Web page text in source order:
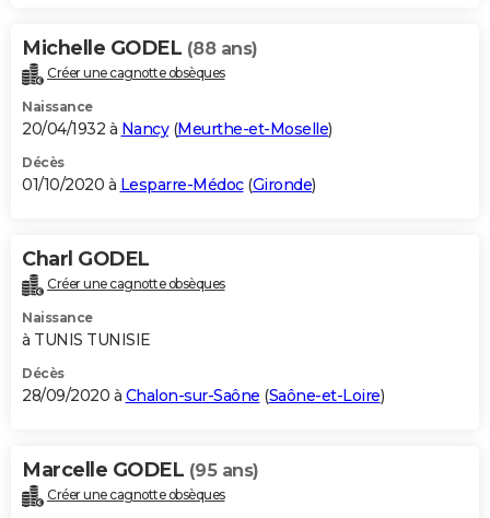
Michelle GODEL (88 ans)
Créer une cagnotte obsèques
Naissance
20/04/1932 à Nancy(Meurthe-et-Moselle)
Décès
01/10/2020 à Lesparre-Médoc(Gironde)
Charl GODEL
Créer une cagnotte obsèques
Naissance
à TUNIS TUNISIE
Décès
28/09/2020 à Chalon-sur-Saône (Saône-et-Loire)
Marcelle GODEL (95 ans)
Créer une cagnotte obsèques